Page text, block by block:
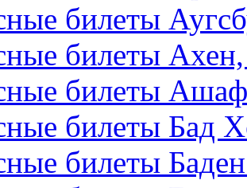
билеты
билеты
билеты
билеты Бад
билеты